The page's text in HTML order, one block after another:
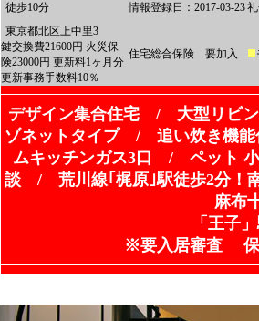
徒歩10分 情報登録日：2017-03-23
東京都北区上中里3
鍵交換費21600円 火災保
険23000円 更新料1ヶ月分
更新事務手数料10％
住宅総合保険 要加入
デザイン集合住宅 / 大型リビ
ゾネットタイプ / 追い炊き機
ムキッチンガス3口 / ペット
談 / 荒川線｢梶原｣駅徒歩2分！南
麻布
「王子
※要入居審査 保